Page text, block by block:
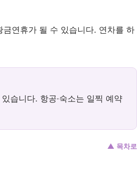
연휴가 될 수 있습니다. 연차를 하
습니다. 항공·숙소는 일찍 예약
▲ 목차로